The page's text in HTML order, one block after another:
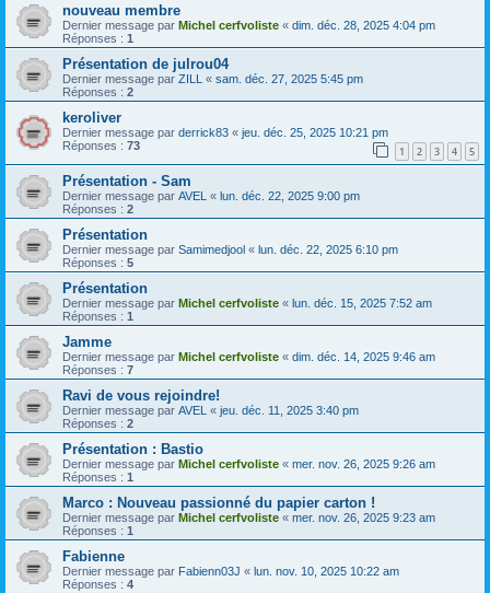
nouveau membre
Dernier message par Michel cerfvoliste « dim. déc. 28, 2025 4:04 pm
Réponses : 1
Présentation de julrou04
Dernier message par ZILL « sam. déc. 27, 2025 5:45 pm
Réponses : 2
keroliver
Dernier message par derrick83 « jeu. déc. 25, 2025 10:21 pm
Réponses : 73 1 2 3 4 5
Présentation - Sam
Dernier message par AVEL « lun. déc. 22, 2025 9:00 pm
Réponses : 2
Présentation
Dernier message par Samimedjool « lun. déc. 22, 2025 6:10 pm
Réponses : 5
Présentation
Dernier message par Michel cerfvoliste « lun. déc. 15, 2025 7:52 am
Réponses : 1
Jamme
Dernier message par Michel cerfvoliste « dim. déc. 14, 2025 9:46 am
Réponses : 7
Ravi de vous rejoindre!
Dernier message par AVEL « jeu. déc. 11, 2025 3:40 pm
Réponses : 2
Présentation : Bastio
Dernier message par Michel cerfvoliste « mer. nov. 26, 2025 9:26 am
Réponses : 1
Marco : Nouveau passionné du papier carton !
Dernier message par Michel cerfvoliste « mer. nov. 26, 2025 9:23 am
Réponses : 1
Fabienne
Dernier message par Fabienn03J « lun. nov. 10, 2025 10:22 am
Réponses : 4